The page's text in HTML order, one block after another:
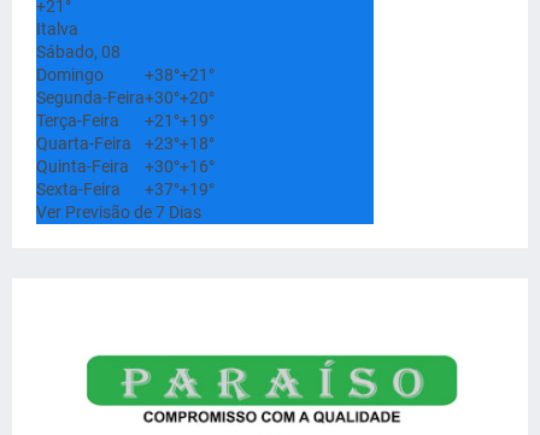
+21°
Italva
Sábado, 08
Domingo
+38°+21°
Segunda-Feira+30°+20°
Terça-Feira
+21°+19°
Quarta-Feira
+23°+18°
Quinta-Feira
+30°+16°
Sexta-Feira
+37°+19°
Ver Previsão de 7 Dias